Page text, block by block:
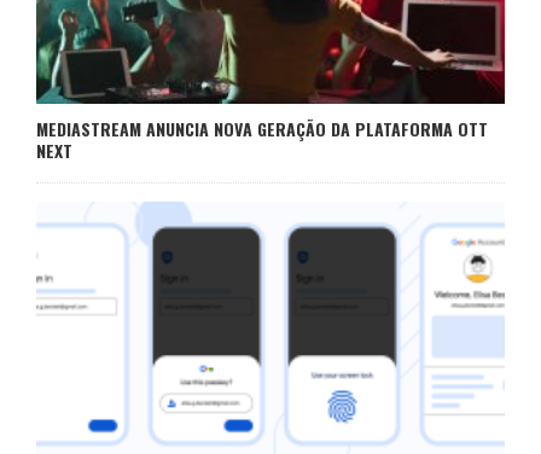
MEDIASTREAM ANUNCIA NOVA GERAÇÃO DA PLATAFORMA OTT
NEXT